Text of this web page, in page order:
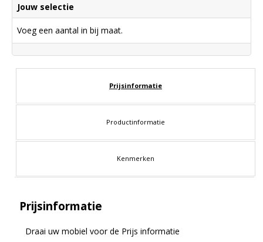
Jouw selectie
Voeg een aantal in bij maat.
Prijsinformatie
Productinformatie
Kenmerken
Prijsinformatie
Draai uw mobiel voor de Prijs informatie